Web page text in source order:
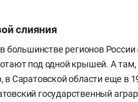
слияния
большинстве регионов
под одной крышей. А там,
Саратовской области еще в
государственный